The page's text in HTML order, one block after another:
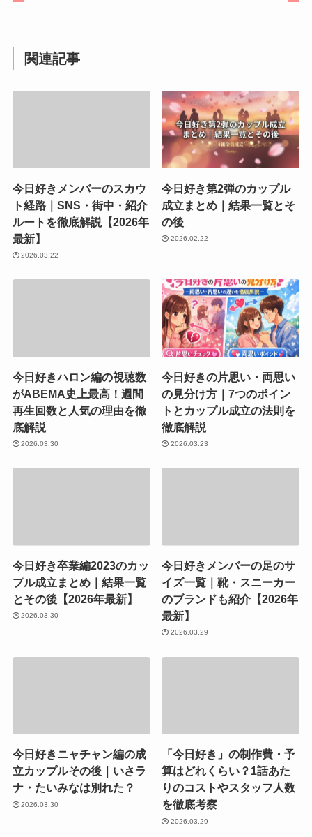
関連記事
今日好きメンバーのスカウ
ト経路｜SNS・街中・紹介
ルートを徹底解説【2026年
最新】
2026.03.22
今日好き第2弾のカップル
成立まとめ｜結果一覧とそ
の後
2026.02.22
今日好きハロン編の視聴数
がABEMA史上最高！週間
再生回数と人気の理由を徹
底解説
2026.03.30
今日好きの片思い・両思い
の見分け方｜7つのポイン
トとカップル成立の法則を
徹底解説
2026.03.23
今日好き卒業編2023のカッ
プル成立まとめ｜結果一覧
とその後【2026年最新】
2026.03.30
今日好きメンバーの足のサ
イズ一覧｜靴・スニーカー
のブランドも紹介【2026年
最新】
2026.03.29
今日好きニャチャン編の成
立カップルその後｜いさラ
ナ・たいみなは別れた？
2026.03.30
「今日好き」の制作費・予
算はどれくらい？1話あた
りのコストやスタッフ人数
を徹底考察
2026.03.29